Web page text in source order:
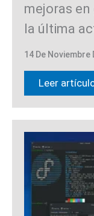
mejoras
la última
14 De Noviembre
Leer